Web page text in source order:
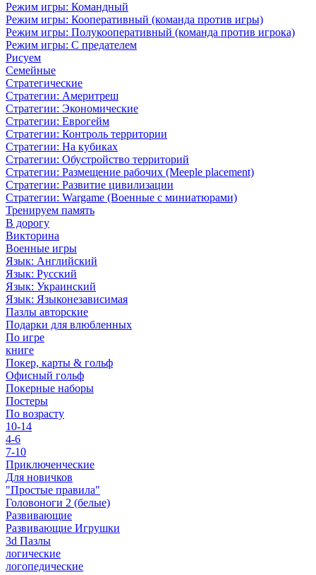
Режим игры: Командный
Режим игры: Кооперативный (команда против игры)
Режим игры: Полукооперативный (команда против игрока)
Режим игры: С предателем
Рисуем
Семейные
Стратегические
Стратегии: Америтреш
Стратегии: Экономические
Стратегии: Еврогейм
Стратегии: Контроль территории
Стратегии: На кубиках
Стратегии: Обустройство территорий
Стратегии: Размещение рабочих (Meeple placement)
Стратегии: Развитие цивилизации
Стратегии: Wargame (Военные с миниатюрами)
Тренируем память
В дорогу
Викторина
Военные игры
Язык: Английский
Язык: Русский
Язык: Украинский
Язык: Языконезависимая
Пазлы авторские
Подарки для влюбленных
По игре
книге
Покер, карты & гольф
Офисный гольф
Покерные наборы
Постеры
По возрасту
10-14
4-6
7-10
Приключенческие
Для новичков
"Простые правила"
Головоноги 2 (белые)
Развивающие
Развивающие Игрушки
3d Пазлы
логические
логопедические